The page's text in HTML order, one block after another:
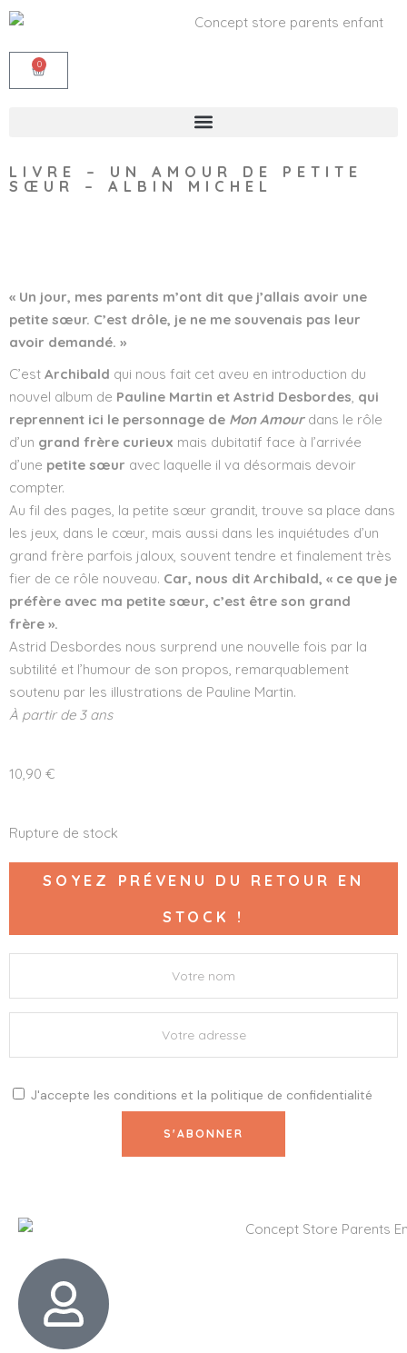
0
LIVRE – UN AMOUR DE PETITE
SŒUR – ALBIN MICHEL
« Un jour, mes parents m’ont dit que j’allais avoir une
petite sœur. C’est drôle, je ne me souvenais pas leur
avoir demandé. »
C’est Archibald qui nous fait cet aveu en introduction du
nouvel album de Pauline Martin et Astrid Desbordes, qui
reprennent ici le personnage de Mon Amourdans le rôle
d’un grand frère curieux mais dubitatif face à l’arrivée
d’une petite sœur avec laquelle il va désormais devoir
compter.
Au fil des pages, la petite sœur grandit, trouve sa place dans
les jeux, dans le cœur, mais aussi dans les inquiétudes d’un
grand frère parfois jaloux, souvent tendre et finalement très
fier de ce rôle nouveau. Car, nous dit Archibald, « ce que je
préfère avec ma petite sœur, c’est être son grand
frère ».
Astrid Desbordes nous surprend une nouvelle fois par la
subtilité et l’humour de son propos, remarquablement
soutenu par les illustrations de Pauline Martin.
À partir de 3 ans
10,90 €
Rupture de stock
SOYEZ PRÉVENU DU RETOUR EN
STOCK !
J'accepte les conditions et la politique de confidentialité